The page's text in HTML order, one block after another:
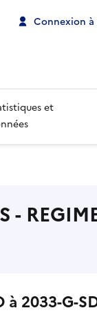
Connexion à
et
-
à 2033-G-